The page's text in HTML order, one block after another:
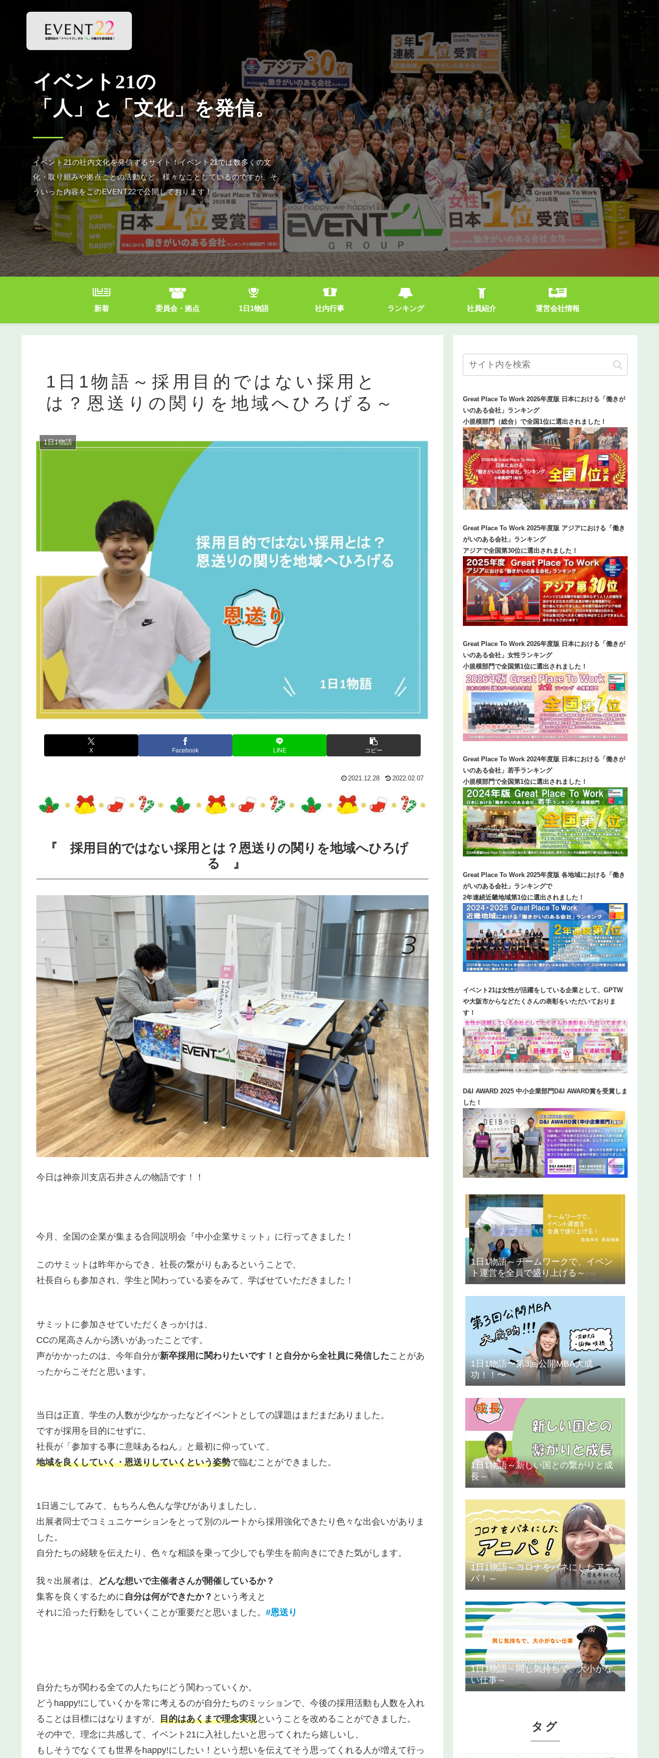
イベント21の社内文化を発信するサイト！イベント21では数多くの文
化・取り組みや拠点ごとの活動など、様々なことしているのですが、そ
ういった内容をこのEVENT22で公開しております！
新着 委員会・拠点 1日1物語 社内行事 ランキング 社員紹介 運営会社情報
1日1物語～採用目的ではない採用と
は？恩送りの関りを地域へひろげる～
1日1物語
X Facebook LINE コピー
2021.12.28 2022.02.07
『 採用目的ではない採用とは？恩送りの関りを地域へひろげ
る 』
今日は神奈川支店石井さんの物語です！！
今月、全国の企業が集まる合同説明会『中小企業サミット』に行ってきました！
このサミットは昨年からでき、社長の繋がりもあるということで、
社長自らも参加され、学生と関わっている姿をみて、学ばせていただきました！
サミットに参加させていただくきっかけは、
CCの尾高さんから誘いがあったことです。
声がかかったのは、今年自分が新卒採用に関わりたいです！と自分から全社員に発信したことがあ
ったからこそだと思います。
当日は正直、学生の人数が少なかったなどイベントとしての課題はまだまだありました。
ですが採用を目的にせずに、
社長が「参加する事に意味あるねん」と最初に仰っていて、
地域を良くしていく・恩送りしていくという姿勢で臨むことができました。
1日過ごしてみて、もちろん色んな学びがありましたし、
出展者同士でコミュニケーションをとって別のルートから採用強化できたり色々な出会いがありま
した。
自分たちの経験を伝えたり、色々な相談を乗って少しでも学生を前向きにできた気がします。
我々出展者は、
どんな想いで主催者さんが開催しているか？
集客を良くするために自分は何ができたか？ という考えと
それに沿った行動をしていくことが重要だと思いました。 #恩送り
自分たちが関わる全ての人たちにどう関わっていくか。
どうhappy!にしていくかを常に考えるのが自分たちのミッションで、今後の採用活動も人数を入れ
ることは目標にはなりますが、 目的はあくまで理念実現ということを改めることができました。
その中で、理念に共感して、イベント21に入社したいと思ってくれたら嬉しいし、
もしそうでなくても世界をhappy!にしたい！という想いを伝えてそう思ってくれる人が増えて行っ
Great Place To Work 2026年度版 日本における「働きが
いのある会社」ランキング
小規模部門（総合）で全国1位に選出されました！
Great Place To Work 2025年度版 アジアにおける「働き
がいのある会社」ランキング
アジアで全国第30位に選出されました！
Great Place To Work 2026年度版 日本における「働きが
いのある会社」女性ランキング
小規模部門で全国第1位に選出されました！
Great Place To Work 2024年度版 日本における「働きが
いのある会社」若手ランキング
小規模部門で全国第1位に選出されました！
Great Place To Work 2025年度版 各地域における「働き
がいのある会社」ランキングで
2年連続近畿地域第1位に選出されました！
イベント21は女性が活躍をしている企業として、GPTW
や大阪市からなどたくさんの表彰をいただいておりま
す！
D&I AWARD 2025 中小企業部門D&I AWARD賞を受賞しま
した！
1日1物語～チームワークで、イベン
ト運営を全員で盛り上げる～
1日1物語〜第3回公開MBA大成
功！！〜
1日1物語～新しい国との繋がりと成
長～
1日1物語～コロナをバネにしたアニ
パ！～
1日1物語～同じ気持ちで、大小がな
い仕事～
タグ